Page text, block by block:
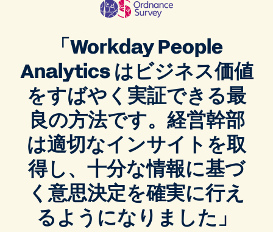
「Workday People
Analytics はビジネス価値
をすばやく実証できる最
良の方法です。経営幹部
は適切なインサイトを取
得し、十分な情報に基づ
く意思決定を確実に行え
るようになりました」